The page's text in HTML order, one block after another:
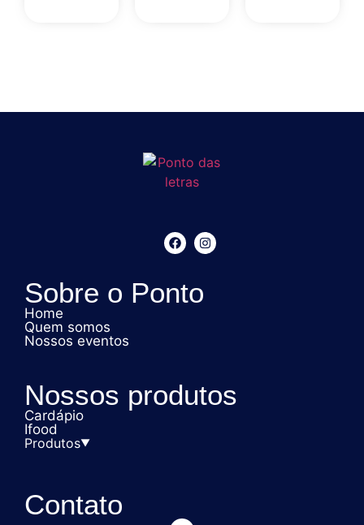
Sobre o Ponto
Home
Quem somos
Nossos eventos
Nossos produtos
Cardápio
Ifood
Produtos▼
Revistas e jornais
Contato